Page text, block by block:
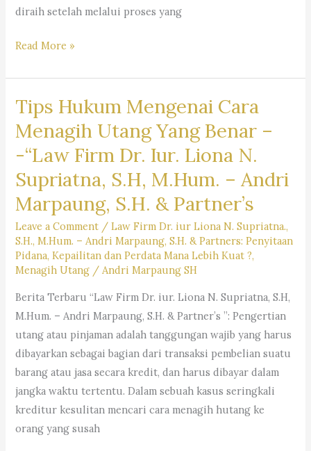
diraih setelah melalui proses yang
Ulasan
Prosedur
Eksekusi
Perkara
Perdata
–
“Law
Firm
Dr.
iur. Liona
N.
Supriatna,
Marpaung,
Partner’s
Read More »
Tips Hukum Mengenai Cara
Menagih Utang Yang Benar –
-“Law Firm Dr. Iur. Liona N.
Supriatna, S.H, M.Hum. – Andri
Marpaung, S.H. & Partner’s
Leave a Comment /Law Firm Dr. iur Liona N. Supriatna.,
S.H., M.Hum. – Andri Marpaung, S.H. & Partners: Penyitaan
Pidana, Kepailitan dan Perdata Mana Lebih Kuat ?,
Menagih Utang /Andri Marpaung SH
Berita Terbaru “Law Firm Dr. iur. Liona N. Supriatna, S.H,
M.Hum. – Andri Marpaung, S.H. & Partner’s ”: Pengertian
utang atau pinjaman adalah tanggungan wajib yang harus
dibayarkan sebagai bagian dari transaksi pembelian suatu
barang atau jasa secara kredit, dan harus dibayar dalam
jangka waktu tertentu. Dalam sebuah kasus seringkali
kreditur kesulitan mencari cara menagih hutang ke
orang yang susah